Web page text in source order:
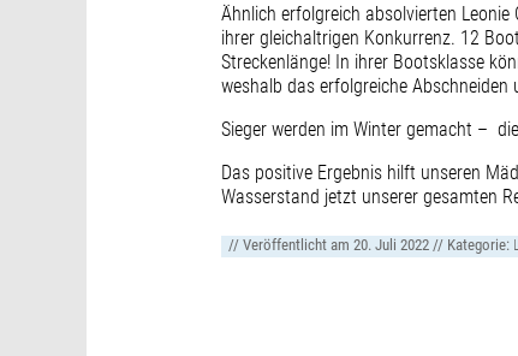
Ähnlich erfolgreich absolvierten
ihrer gleichaltrigen Konkurrenz. 12
Streckenlänge! In ihrer Bootsklasse
weshalb das erfolgreiche Abschneiden
Sieger werden im Winter gemacht –
Das positive Ergebnis hilft unseren
Wasserstand jetzt unserer gesamten
// Veröffentlicht am20. Juli 2022 // Kategorie: